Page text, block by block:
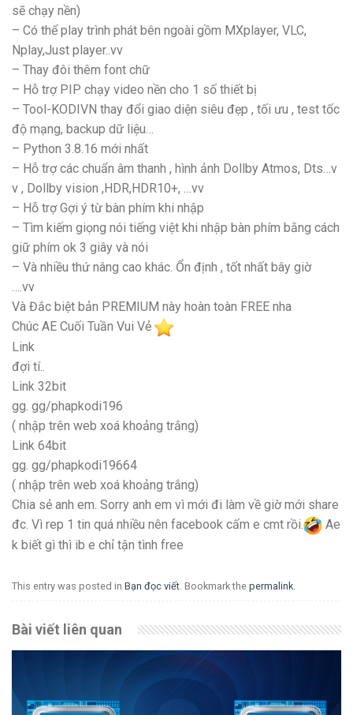
sẽ chạy nền)
– Có thể play trình phát bên ngoài gồm MXplayer, VLC,
Nplay,Just player..vv
– Thay đôi thêm font chữ
– Hỗ trợ PIP chạy video nền cho 1 số thiết bị
– Tool-KODIVN thay đổi giao diện siêu đẹp , tối ưu , test tốc
độ mạng, backup dữ liệu…
– Python 3.8.16 mới nhất
– Hỗ trợ các chuẩn âm thanh , hình ảnh Dollby Atmos, Dts…v
v , Dollby vision ,HDR,HDR10+, …vv
– Hỗ trợ Gợi ý từ bàn phím khi nhập
– Tìm kiếm giọng nói tiếng việt khi nhập bàn phím bằng cách
giữ phím ok 3 giây và nói
– Và nhiều thứ nâng cao khác. Ổn định , tốt nhất bây giờ
….vv
Và Đắc biệt bản PREMIUM này hoàn toàn FREE nha
Chúc AE Cuối Tuần Vui Vẻ
Link
đợi tí..
Link 32bit
gg. gg/phapkodi196
( nhập trên web xoá khoảng trắng)
Link 64bit
gg. gg/phapkodi19664
( nhập trên web xoá khoảng trắng)
Chia sẻ anh em. Sorry anh em vì mới đi làm về giờ mới share
đc. Vì rep 1 tin quá nhiều nên facebook cấm e cmt rồi.
Ae
k biết gì thì ib e chỉ tận tình free
This entry was posted in Bạn đọc viết. Bookmark the permalink.
Bài viết liên quan